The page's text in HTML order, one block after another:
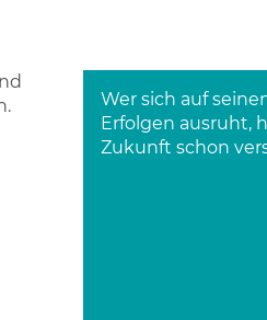
Wer sich auf
Erfolgen ausruht,
Zukunft schon